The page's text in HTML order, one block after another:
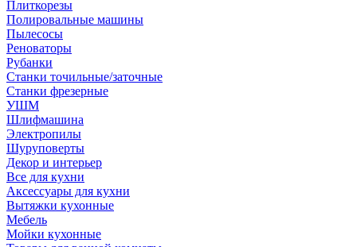
Плиткорезы
Полировальные машины
Пылесосы
Реноваторы
Рубанки
Станки точильные/заточные
Станки фрезерные
УШМ
Шлифмашина
Электропилы
Шуруповерты
Декор и интерьер
Все для кухни
Аксессуары для кухни
Вытяжки кухонные
Мебель
Мойки кухонные